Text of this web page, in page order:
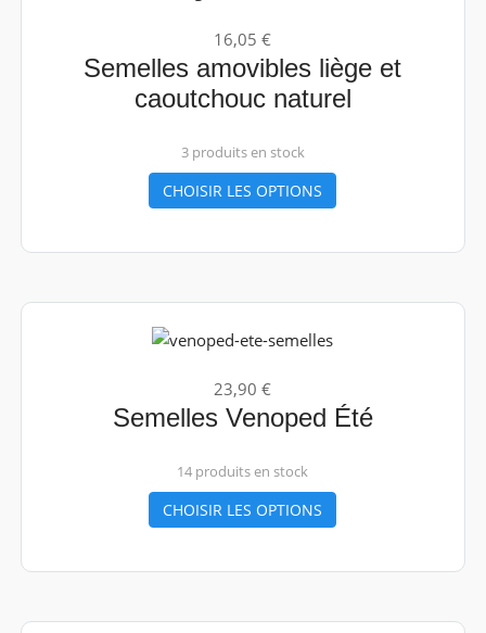
16,05 €
Semelles amovibles liège et
caoutchouc naturel
3 produits en stock
CHOISIR LES OPTIONS
23,90 €
Semelles Venoped Été
14 produits en stock
CHOISIR LES OPTIONS